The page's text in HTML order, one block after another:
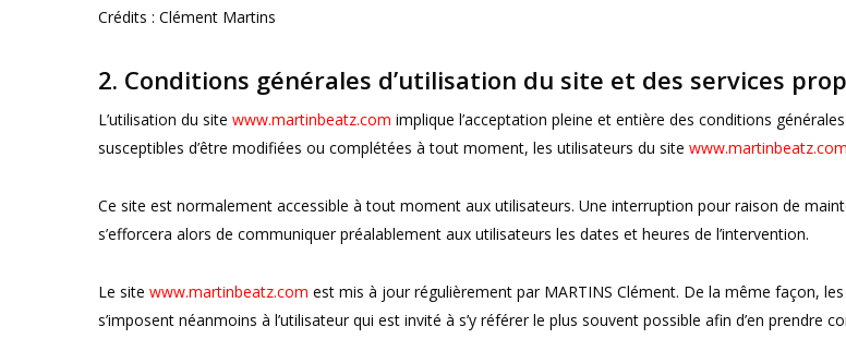
Crédits : Clément Martins
2. Conditions générales d’utilisation du site et des services
L’utilisation du site www.martinbeatz.com implique l’acceptation pleine et entière des conditions
susceptibles d’être modifiées ou complétées à tout moment, les utilisateurs du site www.martinbeatz.com
Ce site est normalement accessible à tout moment aux utilisateurs. Une interruption pour raison de
s’efforcera alors de communiquer préalablement aux utilisateurs les dates et heures de l’intervention.
Le site www.martinbeatz.com est mis à jour régulièrement par MARTINS Clément. De la même façon,
s’imposent néanmoins à l’utilisateur qui est invité à s’y référer le plus souvent possible afin d’en prendre